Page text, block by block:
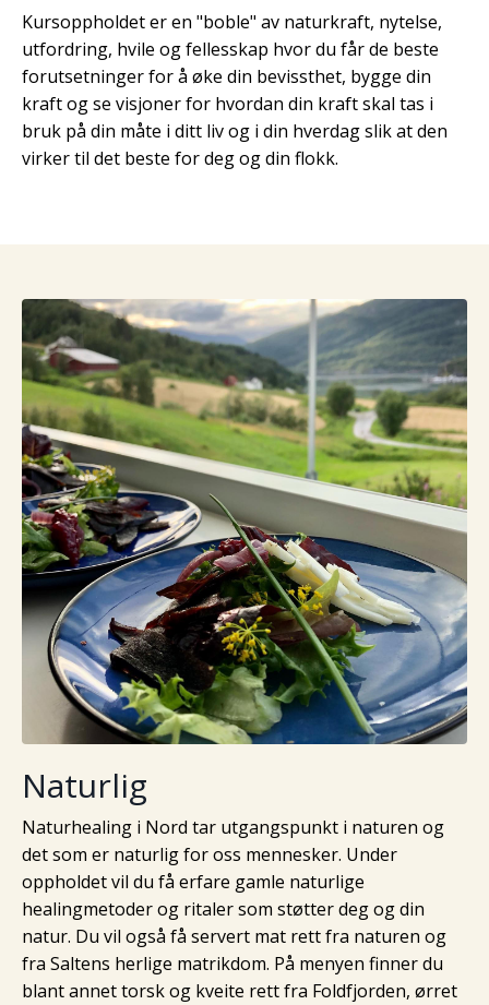
Kursoppholdet er en "boble" av naturkraft, nytelse,
utfordring, hvile og fellesskap hvor du får de beste
forutsetninger for å øke din bevissthet, bygge din
kraft og se visjoner for hvordan din kraft skal tas i
bruk på din måte i ditt liv og i din hverdag slik at den
virker til det beste for deg og din flokk.
Naturlig
Naturhealing i Nord tar utgangspunkt i naturen og
det som er naturlig for oss mennesker. Under
oppholdet vil du få erfare gamle naturlige
healingmetoder og ritaler som støtter deg og din
natur. Du vil også få servert mat rett fra naturen og
fra Saltens herlige matrikdom. På menyen finner du
blant annet torsk og kveite rett fra Foldfjorden, ørret